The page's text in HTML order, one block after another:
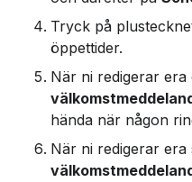
Tryck på
öppettider.
När ni redigerar
hända när någon
När ni redigerar era